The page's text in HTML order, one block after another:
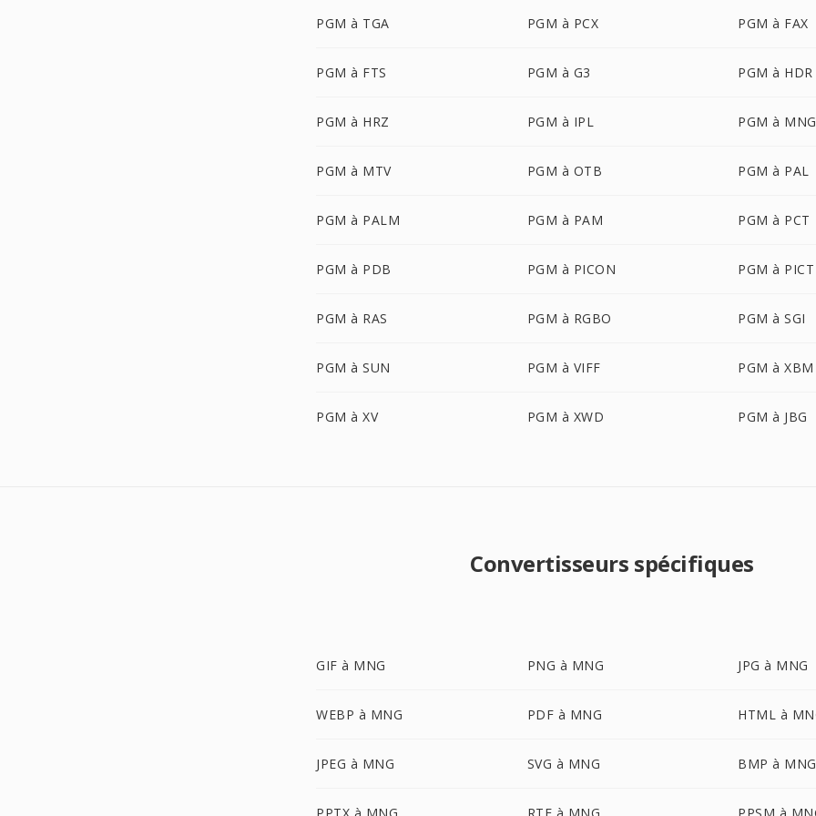
PGM à TGA PGM à PCX PGM à FAX
PGM à FTS PGM à G3 PGM à HDR
PGM à HRZ PGM à IPL PGM à MNG
PGM à MTV PGM à OTB PGM à PAL
PGM à PALM PGM à PAM PGM à PCT
PGM à PDB PGM à PICON PGM à PICT
PGM à RAS PGM à RGBO PGM à SGI
PGM à SUN PGM à VIFF PGM à XBM
PGM à XV PGM à XWD PGM à JBG
Convertisseurs spécifiques
GIF à MNG PNG à MNG JPG à MNG
WEBP à MNG PDF à MNG HTML à
JPEG à MNG SVG à MNG BMP à MNG